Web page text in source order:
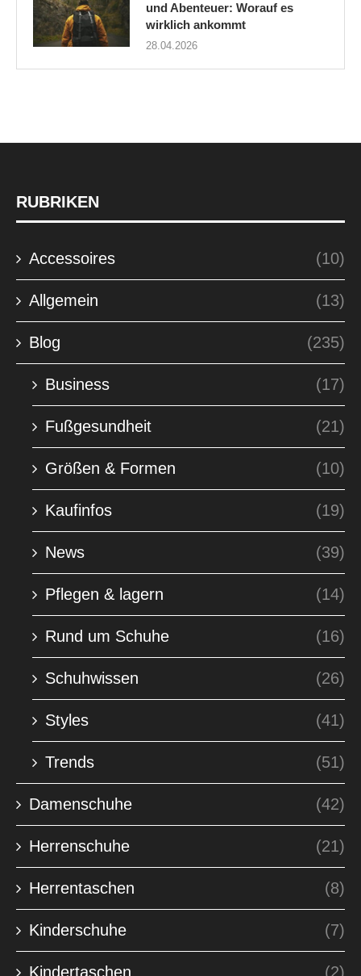
und Abenteuer: Worauf es
wirklich ankommt
28.04.2026
RUBRIKEN
Accessoires (10)
Allgemein (13)
Blog (235)
Business (17)
Fußgesundheit (21)
Größen & Formen (10)
Kaufinfos (19)
News (39)
Pflegen & lagern (14)
Rund um Schuhe (16)
Schuhwissen (26)
Styles (41)
Trends (51)
Damenschuhe (42)
Herrenschuhe (21)
Herrentaschen (8)
Kinderschuhe (7)
Kindertaschen (2)